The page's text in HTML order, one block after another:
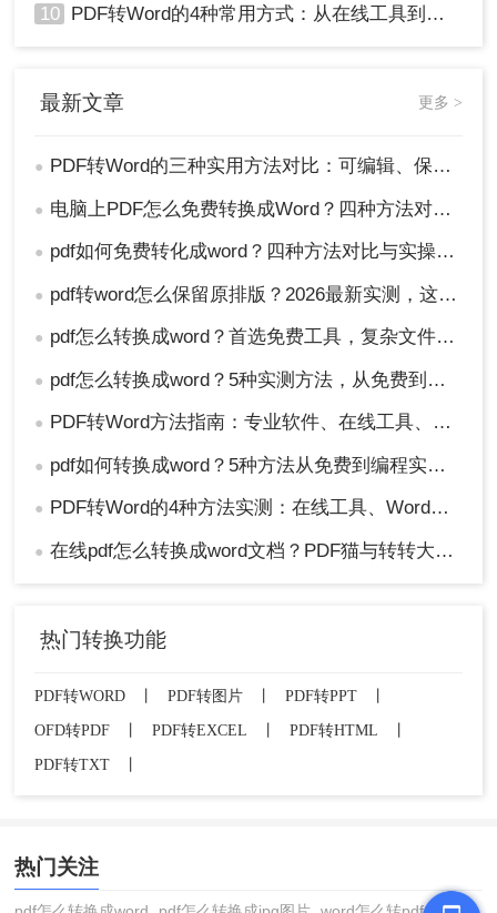
10 PDF转Word的4种常用方式：从在线工具到桌面软件全梳理！
最新文章 更多 >
● PDF转Word的三种实用方法对比：可编辑、保格式、避风险！
● 电脑上PDF怎么免费转换成Word？四种方法对比与实操指南（附详细表格）!
● pdf如何免费转化成word？四种方法对比与实操指南（附详细表格）
● pdf转word怎么保留原排版？2026最新实测，这5种方法从免费到专业全搞定！
● pdf怎么转换成word？首选免费工具，复杂文件再上专业软件！
● pdf怎么转换成word？5种实测方法，从免费到专业全攻略！
● PDF转Word方法指南：专业软件、在线工具、Word内置与改后缀名4种方案对比！
● pdf如何转换成word？5种方法从免费到编程实测对比！
● PDF转Word的4种方法实测：在线工具、Word、Adobe与开源软件对比！！
● 在线pdf怎么转换成word文档？PDF猫与转转大师2种在线工具使用指南与功能对比！
热门转换功能
PDF转WORD PDF转图片 PDF转PPT
OFD转PDF
PDF转EXCEL PDF转HTML
PDF转TXT
热门关注